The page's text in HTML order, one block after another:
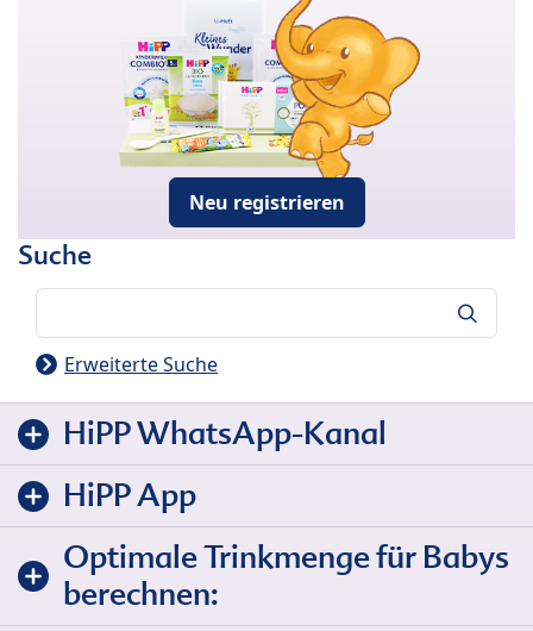
Neu registrieren
Suche
Erweiterte Suche
HiPP WhatsApp-Kanal
HiPP App
Optimale Trinkmenge für Babys
berechnen: